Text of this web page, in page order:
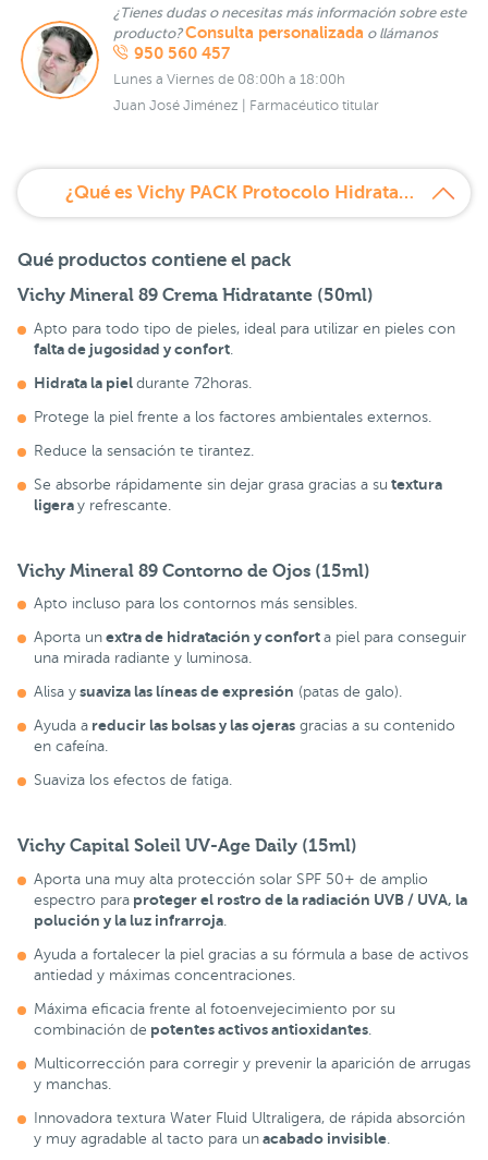
¿Tienes dudas o necesitas más información sobre este
producto?Consulta personalizada o llámanos
950 560 457
Lunes a Viernes de 08:00h a 18:00h
Juan José Jiménez | Farmacéutico titular
¿Qué es Vichy PACK Protocolo Hidratante Mineral 89?
Qué productos contiene el pack
Vichy Mineral 89 Crema Hidratante (50ml)
Apto para todo tipo de pieles, ideal para utilizar en pieles con
falta de jugosidad y confort
Hidrata la piel durante 72horas.
Protege la piel frente a los factores ambientales externos.
Reduce la sensación te tirantez.
Se absorbe rápidamente sin dejar grasa gracias a su textura
ligera y refrescante.
Vichy Mineral 89 Contorno de Ojos (15ml)
Apto incluso para los contornos más sensibles.
Aporta un extra de hidratación y confort a piel para conseguir
una mirada radiante y luminosa.
Alisa y suaviza las líneas de expresión (patas de galo).
Ayuda a reducir las bolsas y las ojeras gracias a su contenido
en cafeína.
Suaviza los efectos de fatiga.
Vichy Capital Soleil UV-Age Daily (15ml)
Aporta una muy alta protección solar SPF 50+ de amplio
espectro para proteger el rostro de la radiación UVB / UVA, la
polución y la luz infrarroja
Ayuda a fortalecer la piel gracias a su fórmula a base de activos
antiedad y máximas concentraciones.
Máxima eficacia frente al fotoenvejecimiento por su
combinación de potentes activos antioxidantes
Multicorrección para corregir y prevenir la aparición de arrugas
y manchas.
Innovadora textura Water Fluid Ultraligera, de rápida absorción
y muy agradable al tacto para un acabado invisible